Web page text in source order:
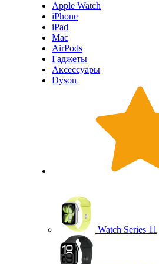
Apple Watch
iPhone
iPad
Mac
AirPods
Гаджеты
Аксессуары
Dyson
Watch Series 11